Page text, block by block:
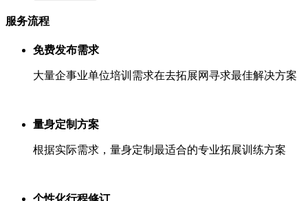
服务流程
免费发布需求
大量企事业单位培训需求在去拓展网寻求最佳解决方案
量身定制方案
根据实际需求，量身定制最适合的专业拓展训练方案